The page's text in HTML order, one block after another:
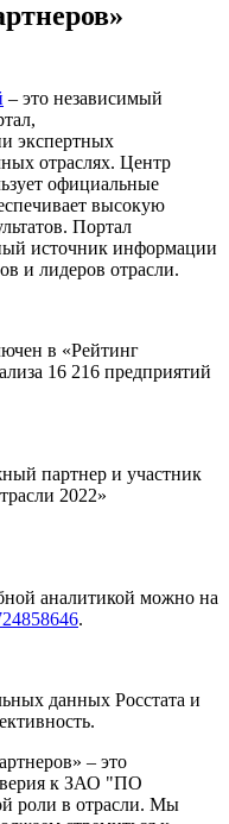
– это независимый
экспертных
отраслях. Центр
официальные
высокую
Портал
источник информации
и лидеров отрасли.
в «Рейтинг
16 216 предприятий
партнер и участник
2022»
аналитикой можно на
.
данных Росстата и
– это
к ЗАО "ПО
в отрасли. Мы